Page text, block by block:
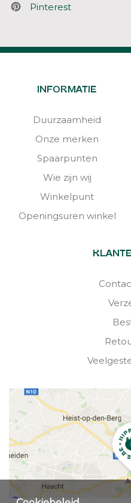
Pinterest
INFORMATIE
Duurzaamheid
Onze merken
Spaarpunten
Wie zijn wij
Winkelpunt
Openingsuren winkel